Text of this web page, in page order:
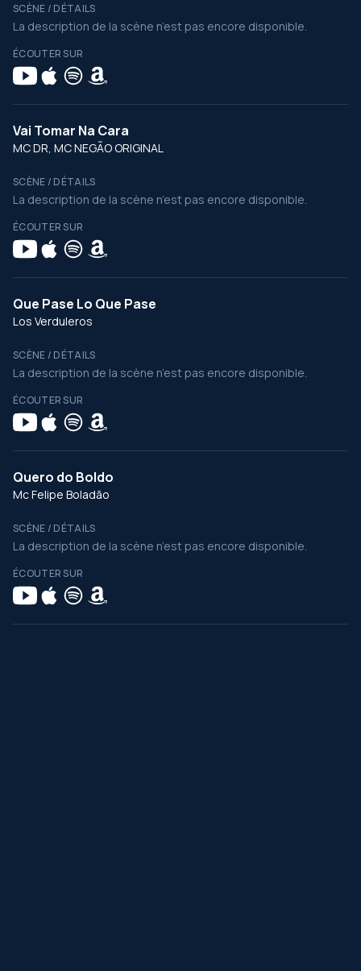
SCÈNE / DÉTAILS
La description de la scène n’est pas encore disponible.
ÉCOUTER SUR
Vai Tomar Na Cara
MC DR, MC NEGÃO ORIGINAL
SCÈNE / DÉTAILS
La description de la scène n’est pas encore disponible.
ÉCOUTER SUR
Que Pase Lo Que Pase
Los Verduleros
SCÈNE / DÉTAILS
La description de la scène n’est pas encore disponible.
ÉCOUTER SUR
Quero do Boldo
Mc Felipe Boladão
SCÈNE / DÉTAILS
La description de la scène n’est pas encore disponible.
ÉCOUTER SUR